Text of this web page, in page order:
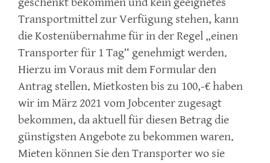
Transportmittel zur Verfügung stehen, kann
die Kostenübernahme für in der Regel „einen
Transporter für 1 Tag“ genehmigt werden.
Hierzu im Voraus mit dem Formular den
Antrag stellen. Mietkosten bis zu 100,-€ haben
wir im März 2021 vom Jobcenter zugesagt
bekommen, da aktuell für diesen Betrag die
günstigsten Angebote zu bekommen waren.
Mieten können Sie den Transporter wo sie